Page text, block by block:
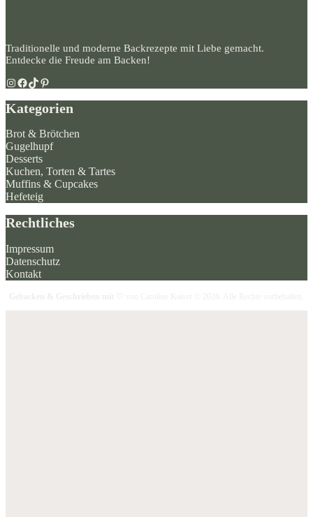
Traditionelle und moderne Backrezepte mit Liebe gemacht.
Entdecke die Freude am Backen!
Instagram
Facebook
TikTokPinterest
Kategorien
Brot & Brötchen
Gugelhupf
Desserts
Kuchen, Torten & Tartes
Muffins & Cupcakes
Hefeteig
Rechtliches
Impressum
Datenschutz
Kontakt